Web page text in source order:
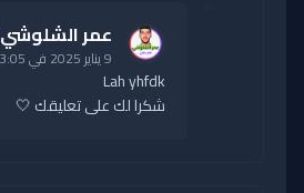
عمر الشلوشي
9 يناير 2025 في 3:05 م
Lah yhfdk
شكرا لك على تعليقك 🤍